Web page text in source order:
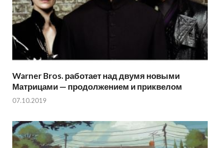
Warner Bros. работает над двумя новыми
Матрицами — продолжением и приквелом
07.10.2019